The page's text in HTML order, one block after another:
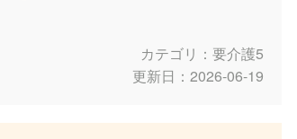
カテゴリ：要介護5
更新日：2026-06-19